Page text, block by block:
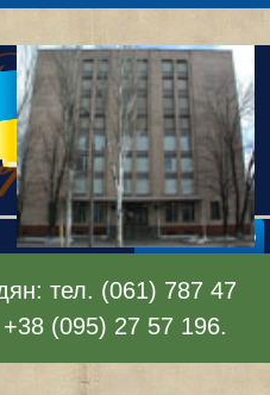
Відкрити меню
тел. (061) 787 47
(095) 27 57 196.